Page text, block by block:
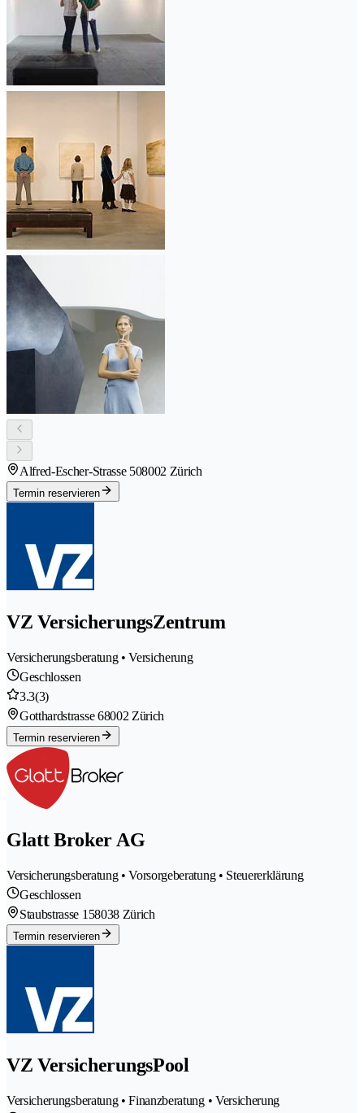
Alfred-Escher-Strasse 508002 Zürich
Termin reservieren
VZ VersicherungsZentrum
Versicherungsberatung • Versicherung
Geschlossen
3.3(3)
Gotthardstrasse 68002 Zürich
Termin reservieren
Glatt Broker AG
Versicherungsberatung • Vorsorgeberatung • Steuererklärung
Geschlossen
Staubstrasse 158038 Zürich
Termin reservieren
VZ VersicherungsPool
Versicherungsberatung • Finanzberatung • Versicherung